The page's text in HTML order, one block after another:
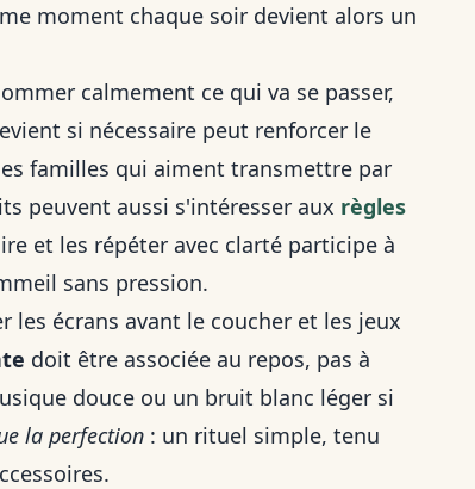
moment chaque soir devient alors un
calmement ce qui va se passer,
si nécessaire peut renforcer le
familles qui aiment transmettre par
peuvent aussi s'intéresser aux règles
et les répéter avec clarté participe à
sans pression.
les écrans avant le coucher et les jeux
doit être associée au repos, pas à
douce ou un bruit blanc léger si
la perfection : un rituel simple, tenu